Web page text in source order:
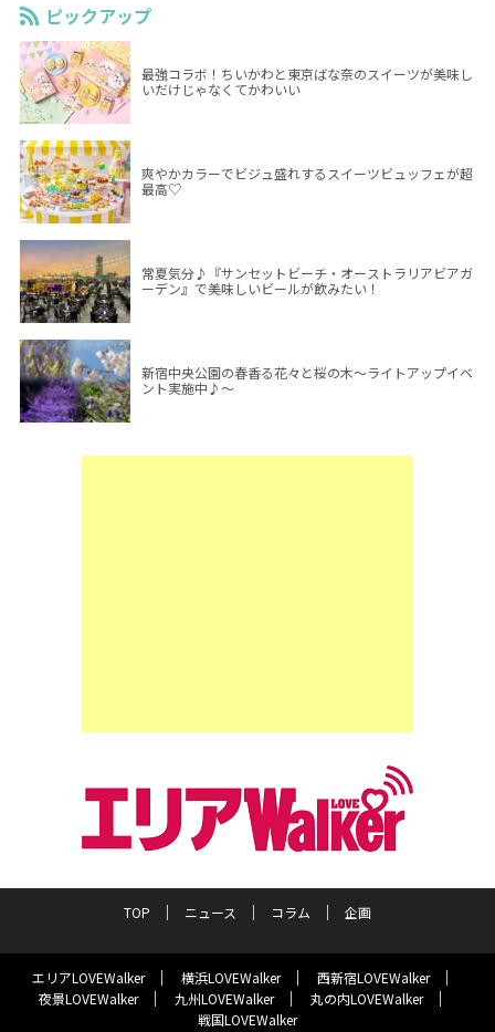
ピックアップ
最強コラボ！ちいかわと東京ばな奈のスイーツが美味し
いだけじゃなくてかわいい
爽やかカラーでビジュ盛れするスイーツビュッフェが超
最高♡
常夏気分♪『サンセットビーチ・オーストラリアビアガ
ーデン』で美味しいビールが飲みたい！
新宿中央公園の春香る花々と桜の木～ライトアップイベ
ント実施中♪～
TOP ニュース コラム 企画
エリアLOVEWalker 横浜LOVEWalker
西新宿LOVEWalker
夜景LOVEWalker
九州LOVEWalker
丸の内LOVEWalker
戦国LOVEWalker